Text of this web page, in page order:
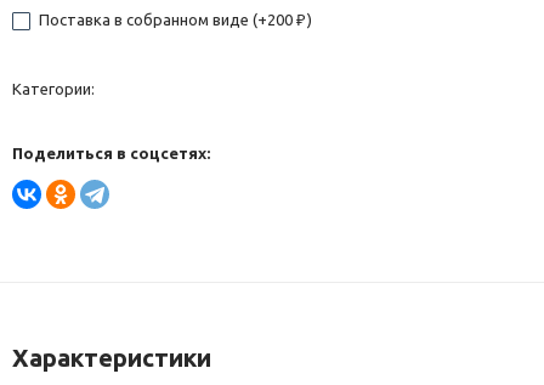
Поставка в собранном виде (+200 ₽ )
Категории:
Поделиться в соцсетях:
Характеристики